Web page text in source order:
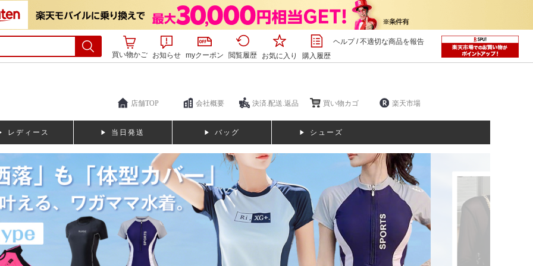
買い物かご お知らせ myクーポン 閲覧履歴 お気に入り 購入履歴
ヘルプ/不適切な商品を報告